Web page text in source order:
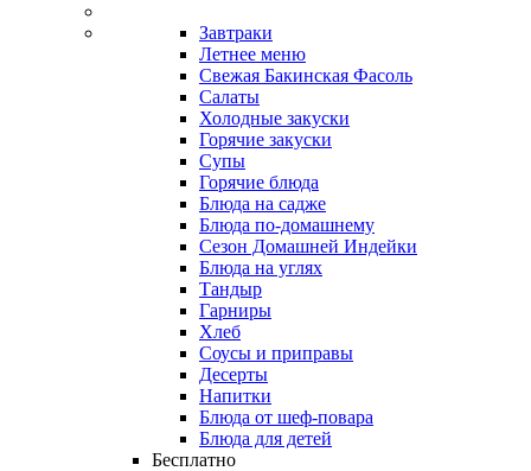
Завтраки
Летнее меню
Свежая Бакинская Фасоль
Салаты
Холодные закуски
Горячие закуски
Супы
Горячие блюда
Блюда на садже
Блюда по-домашнему
Сезон Домашней Индейки
Блюда на углях
Тандыр
Гарниры
Хлеб
Соусы и приправы
Десерты
Напитки
Блюда от шеф-повара
Блюда для детей
Бесплатно